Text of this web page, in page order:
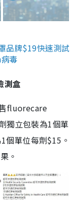
品牌$19快速測試
毒
測盒
fluorecare
獨立包裝為1個單
個單位每劑$15。
。